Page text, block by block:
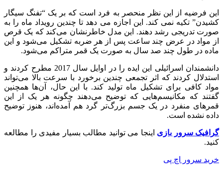
این فرضیه از این نظر منحصر به فرد است که بر یک “تفنگ سیگار
کشیدن” تکیه نمی کند. این اجازه می دهد تا چندین رویداد ماه را به
صورت تدریجی رشد دهند. این مدل خاطرنشان می‌کند که یک قرص
از مواد در عرض چند ساعت پس از هر ضربه تشکیل می‌شود و این
ماده در طول چند صد سال به صورت یک قمر متراکم می‌شود.
دانشمندان اسرائیلی این ایده را در اوایل سال 2017 مطرح کردند و
استدلال کردند که اثر تجمعی چندین برخورد با سرعت بالا می‌تواند
مواد کافی برای تشکیل ماه تولید کند. با این حال، آن‌ها همچنین
گفتند که مکانیسم‌هایی که توضیح می‌دهند چگونه هر یک از این
قمرهای منفرد در یک جسم بزرگ‌تر گرد هم آمده‌اند، هنوز توضیح
داده نشده است.
گرافیک سرور بازی اینجا می توانید مطالب بسیار مفیدی را مطالعه
کنید.
خرید سرور اچ پی